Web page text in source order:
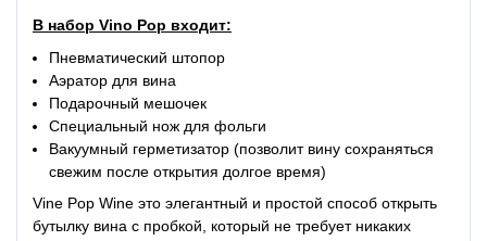
В набор Vino Pop входит:
Пневматический штопор
Аэратор для вина
Подарочный мешочек
Специальный нож для фольги
Вакуумный герметизатор (позволит вину сохраняться
свежим после открытия долгое время)
Vine Pop Wine это элегантный и простой способ открыть
бутылку вина с пробкой, который не требует никаких